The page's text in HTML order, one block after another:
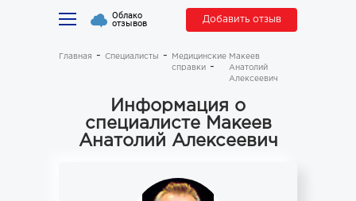
Облако
отзывов Добавить отзыв
Главная Специалисты
Медицинские
справки
Макеев
Анатолий
Алексеевич
Информация о
специалисте Макеев
Анатолий Алексеевич